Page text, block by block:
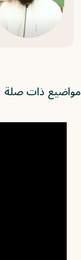
ذات صلة